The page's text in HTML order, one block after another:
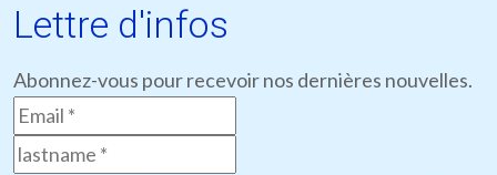
Lettre d'infos
Abonnez-vous pour recevoir nos dernières nouvelles.